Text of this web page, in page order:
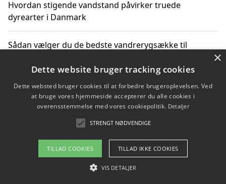
Hvordan stigende vandstand påvirker truede
dyrearter i Danmark
Sådan vælger du de bedste vandrerygsække til
Copyright 2026 - Pilanto Aps
Om / kontakt
×
Dette website bruger tracking cookies
Dette websted bruger cookies til at forbedre brugeroplevelsen. Ved
at bruge vores hjemmeside accepterer du alle cookies i
overensstemmelse med vores cookiepolitik. Detaljer
STRENGT NØDVENDIGE
TILLAD COOKIES TILLAD IKKE COOKIES
VIS DETALJER